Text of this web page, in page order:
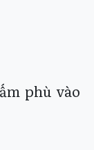
phù vào